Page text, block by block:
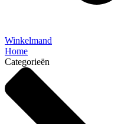
Winkelmand
Home
Categorieën